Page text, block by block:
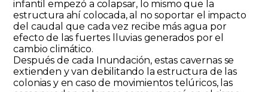
infantil empezó a colapsar, lo mismo que la
estructura ahí colocada, al no soportar el impacto
del caudal que cada vez recibe más agua por
efecto de las fuertes lluvias generados por el
cambio climático.
Después de cada Inundación, estas cavernas se
extienden y van debilitando la estructura de las
colonias y en caso de movimientos telúricos, las